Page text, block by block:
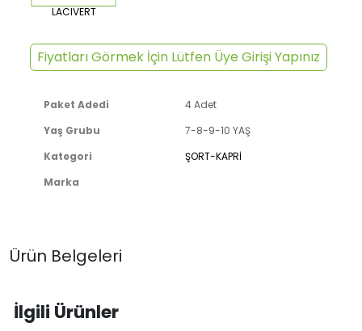
LACIVERT
Fiyatları Görmek İçin Lütfen Üye Girişi Yapınız
Paket Adedi
4 Adet
Yaş Grubu
7-8-9-10 YAŞ
Kategori
ŞORT-KAPRİ
Marka
Ürün Belgeleri
İlgili Ürünler